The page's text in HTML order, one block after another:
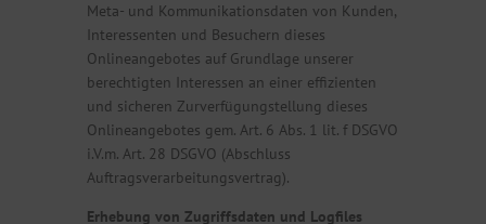
Meta- und Kommunikationsdaten von Kunden,
Interessenten und Besuchern dieses
Onlineangebotes auf Grundlage unserer
berechtigten Interessen an einer effizienten
und sicheren Zurverfügungstellung dieses
Onlineangebotes gem. Art. 6 Abs. 1 lit. f DSGVO
i.V.m. Art. 28 DSGVO (Abschluss
Auftragsverarbeitungsvertrag).
Erhebung von Zugriffsdaten und Logfiles